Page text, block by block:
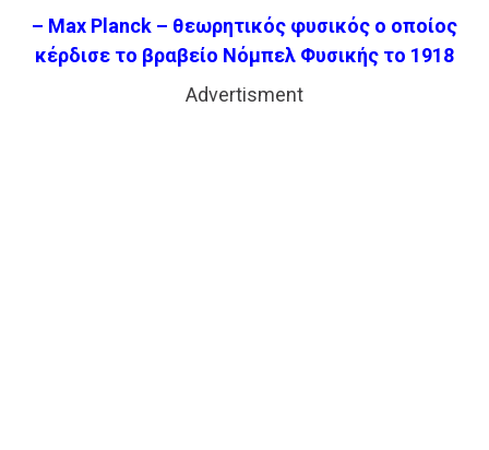
– Max Planck – θεωρητικός φυσικός ο οποίος
κέρδισε το βραβείο Νόμπελ Φυσικής το 1918
Advertisment